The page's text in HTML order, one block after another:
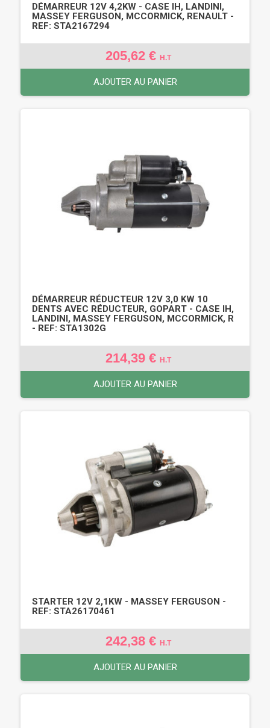
DÉMARREUR 12V 4,2KW - CASE IH, LANDINI,
MASSEY FERGUSON, MCCORMICK, RENAULT -
REF: STA2167294
205,62 € H.T
AJOUTER AU PANIER
DÉMARREUR RÉDUCTEUR 12V 3,0 KW 10
DENTS AVEC RÉDUCTEUR, GOPART - CASE IH,
LANDINI, MASSEY FERGUSON, MCCORMICK, R
- REF: STA1302G
214,39 € H.T
AJOUTER AU PANIER
STARTER 12V 2,1KW - MASSEY FERGUSON -
REF: STA26170461
242,38 € H.T
AJOUTER AU PANIER